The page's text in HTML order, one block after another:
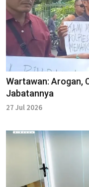
Wartawan: Arogan,
Jabatannya
27 Jul 2026